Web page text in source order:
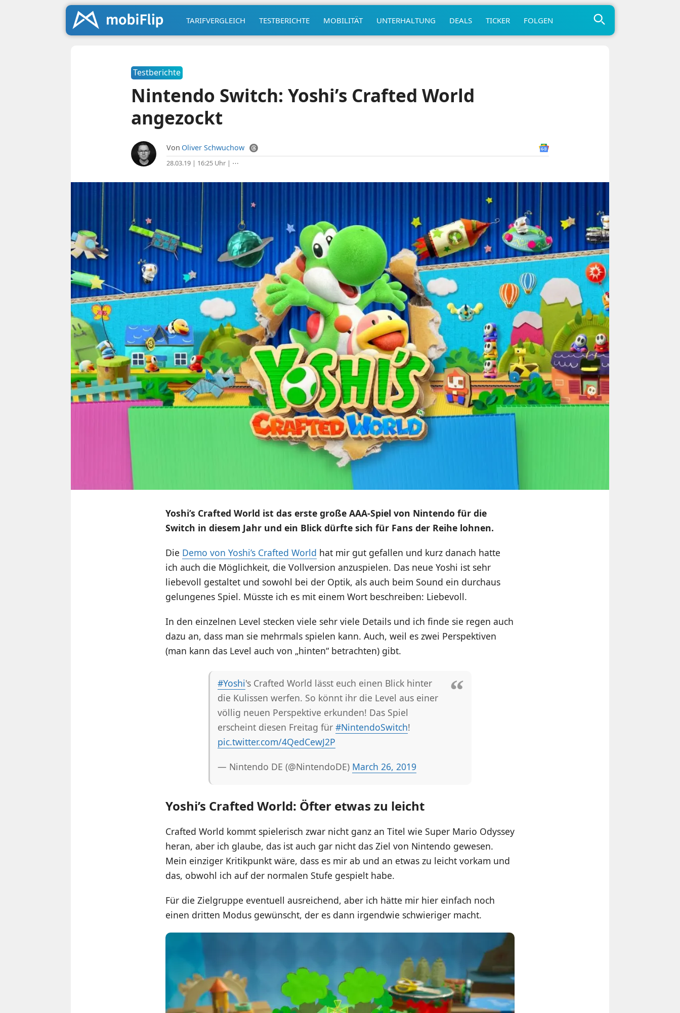
TARIFVERGLEICH TESTBERICHTE MOBILITÄT UNTERHALTUNG DEALS TICKER FOLGEN
Testberichte
Nintendo Switch: Yoshi’s Crafted World
angezockt
Von Oliver Schwuchow
28.03.19 | 16:25 Uhr| ⋯
Yoshi’s Crafted World ist das erste große AAA-Spiel von Nintendo für die
Switch in diesem Jahr und ein Blick dürfte sich für Fans der Reihe lohnen.
Die Demo von Yoshi’s Crafted World hat mir gut gefallen und kurz danach hatte
ich auch die Möglichkeit, die Vollversion anzuspielen. Das neue Yoshi ist sehr
liebevoll gestaltet und sowohl bei der Optik, als auch beim Sound ein durchaus
gelungenes Spiel. Müsste ich es mit einem Wort beschreiben: Liebevoll.
In den einzelnen Level stecken viele sehr viele Details und ich finde sie regen auch
dazu an, dass man sie mehrmals spielen kann. Auch, weil es zwei Perspektiven
(man kann das Level auch von „hinten“ betrachten) gibt.
#Yoshi's Crafted World lässt euch einen Blick hinter
die Kulissen werfen. So könnt ihr die Level aus einer
völlig neuen Perspektive erkunden! Das Spiel
erscheint diesen Freitag für #NintendoSwitch!
pic.twitter.com/4QedCewJ2P
— Nintendo DE (@NintendoDE) March 26, 2019
Yoshi’s Crafted World: Öfter etwas zu leicht
Crafted World kommt spielerisch zwar nicht ganz an Titel wie Super Mario Odyssey
heran, aber ich glaube, das ist auch gar nicht das Ziel von Nintendo gewesen.
Mein einziger Kritikpunkt wäre, dass es mir ab und an etwas zu leicht vorkam und
das, obwohl ich auf der normalen Stufe gespielt habe.
Für die Zielgruppe eventuell ausreichend, aber ich hätte mir hier einfach noch
einen dritten Modus gewünscht, der es dann irgendwie schwieriger macht.